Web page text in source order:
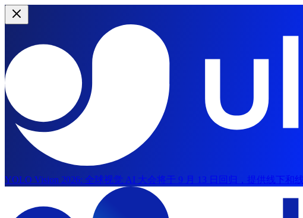
YOLO Vision 2026: 全球视觉 AI 大会将于 9 月 13 日回归，提供线下和